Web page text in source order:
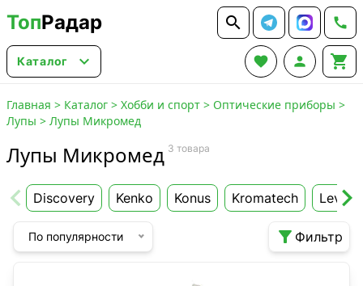
ТопРадар  
Каталог    
Главная > Каталог > Хобби и спорт > Оптические приборы >
Лупы > Лупы Микромед
Лупы Микромед 3 товара
Discovery Kenko Konus Kromatech
По популярности  Фильтр